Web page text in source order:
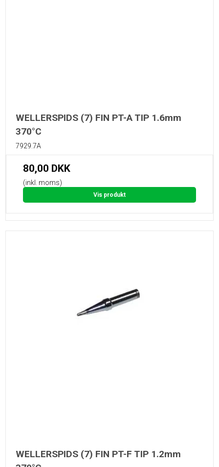
WELLERSPIDS (7) FIN PT-A TIP 1.6mm
370°C
7929.7A
80,00 DKK
(inkl. moms)
Vis produkt
WELLERSPIDS (7) FIN PT-F TIP 1.2mm